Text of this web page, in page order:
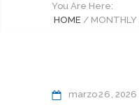
You Are Here:
HOME / MONTHLY
marzo26 2026